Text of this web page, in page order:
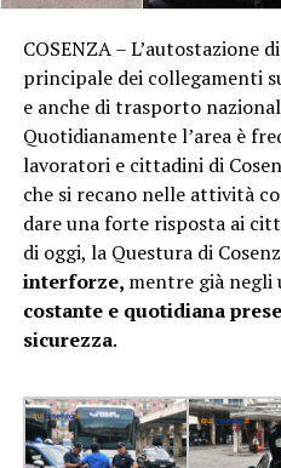
COSENZA – L’autostazione
principale dei collegamenti
e anche di trasporto
Quotidianamente l’area è
lavoratori e cittadini di
che si recano nelle attività
dare una forte risposta ai
di oggi, la Questura di
interforze, mentre già
costante e quotidiana
sicurezza.